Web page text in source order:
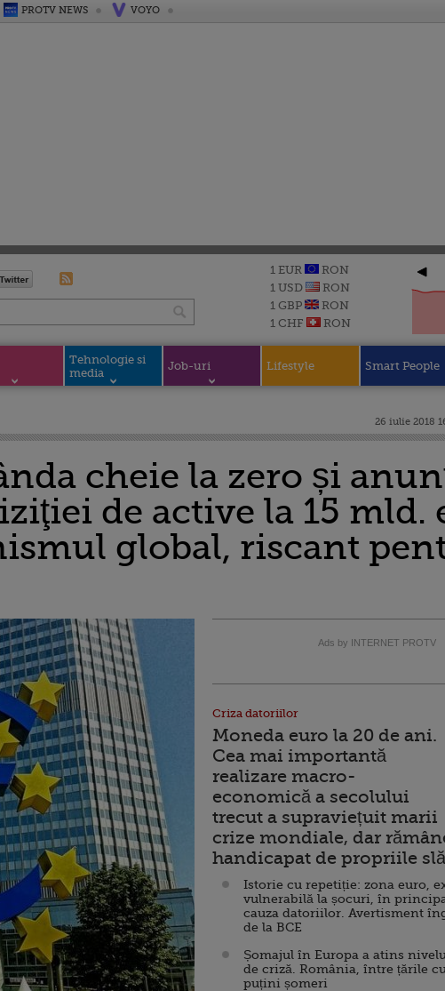
PROTV NEWS VOYO
1 EUR
RON
1 USD
RON
1 GBP
RON
1 CHF
RON
Tehnologie si
media
Job-uri Lifestyle Smart People
26 iulie 2018
cheie la zero și
de active la 15 mld.
global, riscant
Ads by INTERNET PROTV
Criza datoriilor
Moneda euro la 20 de ani.
Cea mai importantă
realizare macro-
economică a secolului
trecut a supraviețuit marii
crize mondiale, dar
handicapat de propriile
Istorie cu repetiție: zona euro,
vulnerabilă la șocuri, în
cauza datoriilor. Avertisment
de la BCE
Șomajul în Europa a atins
de criză. România, între țările
puțini șomeri